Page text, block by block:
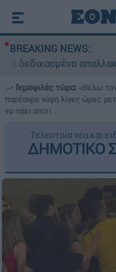
BREAKING NEWS:
απαλλακτικό για
δημοφιλές τώρα: «Θέλω
παρέσυρε νύφη λίγες ώρες
να πάει σπίτι...
Τελευταία νέα και
ΔΗΜΟΤΙΚΟ